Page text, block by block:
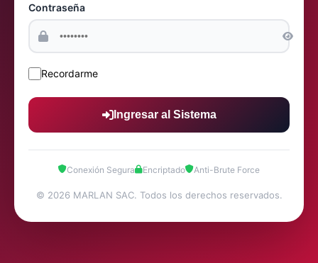
Contraseña
Recordarme
Ingresar al Sistema
Conexión Segura Encriptado Anti-Brute Force
© 2026 MARLAN SAC. Todos los derechos reservados.